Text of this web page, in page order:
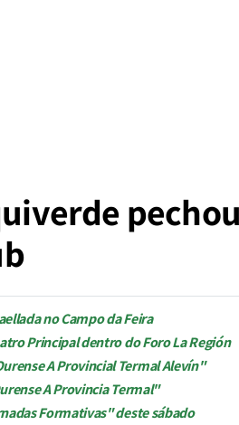
no Campo da Feira
Principal dentro do Foro La Región
A Provincial Termal Alevín"
A Provincia Termal"
Formativas" deste sábado